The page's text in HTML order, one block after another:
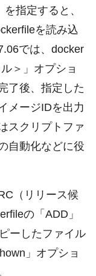
指定すると、
を読み込
では、docker
＞」オプショ
了後、指定した
メージIDを出力
スクリプトファ
自動化などに役
（リリース候
の「ADD」
ーしたファイル
」オプショ